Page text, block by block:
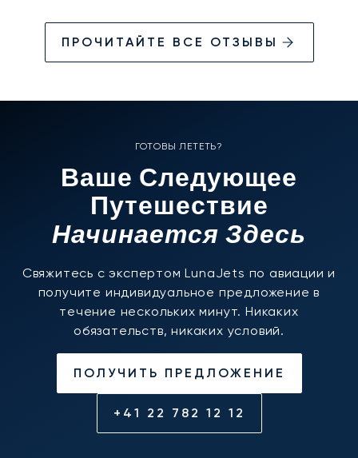
ПРОЧИТАЙТЕ ВСЕ ОТЗЫВЫ
ГОТОВЫ ЛЕТЕТЬ?
Ваше Следующее
Путешествие
Начинается Здесь
Свяжитесь с экспертом LunaJets по авиации и
получите индивидуальное предложение в
течение нескольких минут. Никаких
обязательств, никаких условий.
ПОЛУЧИТЬ ПРЕДЛОЖЕНИЕ
+41 22 782 12 12